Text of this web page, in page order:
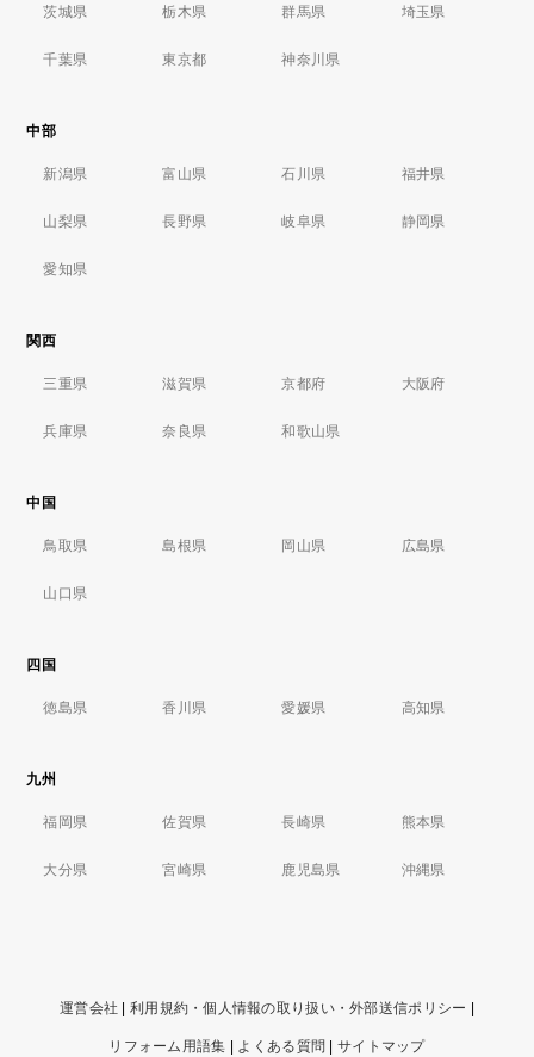
茨城県 栃木県 群馬県 埼玉県
千葉県 東京都 神奈川県
中部
新潟県 富山県 石川県 福井県
山梨県 長野県 岐阜県 静岡県
愛知県
関西
三重県 滋賀県 京都府 大阪府
兵庫県 奈良県 和歌山県
中国
鳥取県 島根県 岡山県 広島県
山口県
四国
徳島県 香川県 愛媛県 高知県
九州
福岡県 佐賀県 長崎県 熊本県
大分県 宮崎県 鹿児島県 沖縄県
運営会社 | 利用規約・個人情報の取り扱い・外部送信ポリシー |
リフォーム用語集 | よくある質問 | サイトマップ